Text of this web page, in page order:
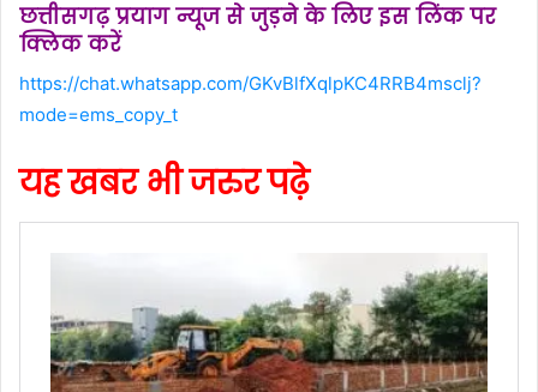
छत्तीसगढ़ प्रयाग न्यूज से जुड़ने के लिए इस लिंक पर
क्लिक करें
https://chat.whatsapp.com/GKvBlfXqlpKC4RRB4msclj?
mode=ems_copy_t
यह खबर भी जरुर पढ़े